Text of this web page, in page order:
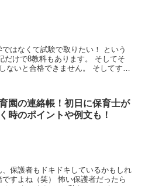
くて試験で取りたい！ という
合格できません。 そしてすべ
園の連絡帳！初日に保育士が
時のポイントや例文も！
保護者もドキドキしているかもしれ
） 怖い保護者だったら